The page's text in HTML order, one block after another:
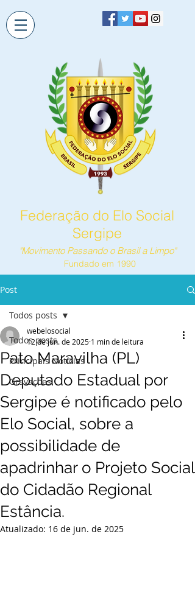
Federação do Elo Social
Sergipe
"Movimento Passando o Brasil a Limpo"
Fundado em 1990
Post
Todos posts
Principais Notícias
Gravações
Todos posts
Pato Maravilha (PL)
Deputado Estadual por
Sergipe é notificado pelo
Elo Social, sobre a
possibilidade de
apadrinhar o Projeto Social
do Cidadão Regional
Estância.
webelosocial
12 de jun. de 2025 1 min de leitura
Atualizado: 16 de jun. de 2025